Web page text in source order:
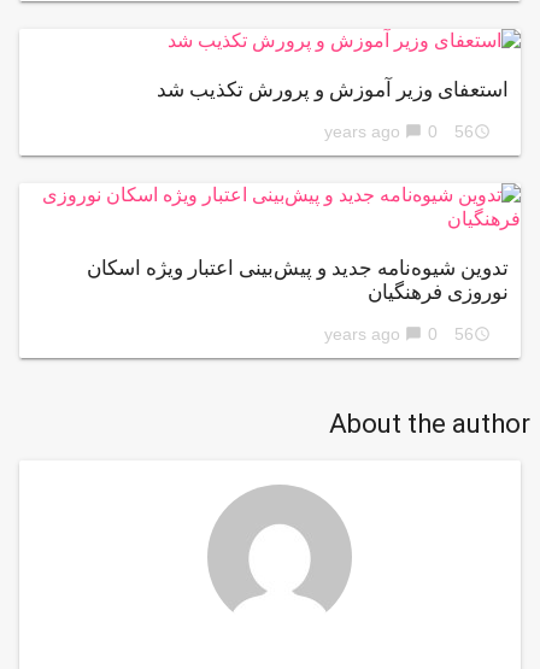
استعفای وزیر آموزش و پرورش تکذیب شد
access_time
56 years ago
chat_bubble 0
تدوین شیوه‌نامه جدید و پیش‌بینی اعتبار ویژه اسکان
نوروزی فرهنگیان
access_time
56 years ago
chat_bubble 0
About the author